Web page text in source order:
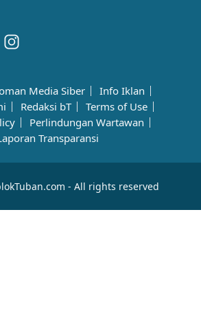
Media Siber
Info Iklan
Redaksi bT
Terms of Use
Perlindungan Wartawan
Transparansi
- All rights reserved